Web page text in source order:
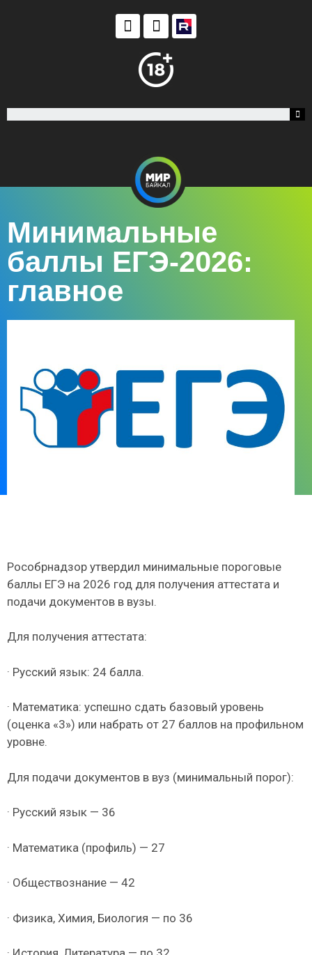
Минимальные
баллы ЕГЭ-2026:
главное
Рособрнадзор утвердил минимальные пороговые
баллы ЕГЭ на 2026 год для получения аттестата и
подачи документов в вузы.
Для получения аттестата:
· Русский язык: 24 балла.
· Математика: успешно сдать базовый уровень
(оценка «3») или набрать от 27 баллов на профильном
уровне.
Для подачи документов в вуз (минимальный порог):
· Русский язык — 36
· Математика (профиль) — 27
· Обществознание — 42
· Физика, Химия, Биология — по 36